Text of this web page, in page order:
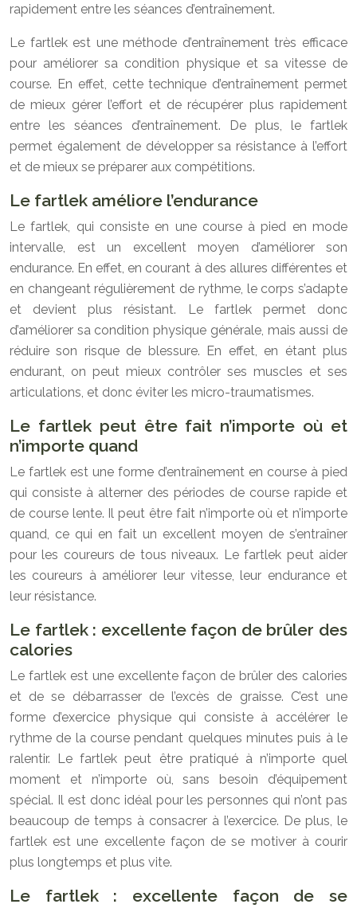
rapidement entre les séances d’entraînement.
Le fartlek est une méthode d’entraînement très efficace
pour améliorer sa condition physique et sa vitesse de
course. En effet, cette technique d’entraînement permet
de mieux gérer l’effort et de récupérer plus rapidement
entre les séances d’entraînement. De plus, le fartlek
permet également de développer sa résistance à l’effort
et de mieux se préparer aux compétitions.
Le fartlek améliore l’endurance
Le fartlek, qui consiste en une course à pied en mode
intervalle, est un excellent moyen d’améliorer son
endurance. En effet, en courant à des allures différentes et
en changeant régulièrement de rythme, le corps s’adapte
et devient plus résistant. Le fartlek permet donc
d’améliorer sa condition physique générale, mais aussi de
réduire son risque de blessure. En effet, en étant plus
endurant, on peut mieux contrôler ses muscles et ses
articulations, et donc éviter les micro-traumatismes.
Le fartlek peut être fait n’importe où et
n’importe quand
Le fartlek est une forme d’entraînement en course à pied
qui consiste à alterner des périodes de course rapide et
de course lente. Il peut être fait n’importe où et n’importe
quand, ce qui en fait un excellent moyen de s’entraîner
pour les coureurs de tous niveaux. Le fartlek peut aider
les coureurs à améliorer leur vitesse, leur endurance et
leur résistance.
Le fartlek : excellente façon de brûler des
calories
Le fartlek est une excellente façon de brûler des calories
et de se débarrasser de l’excès de graisse. C’est une
forme d’exercice physique qui consiste à accélérer le
rythme de la course pendant quelques minutes puis à le
ralentir. Le fartlek peut être pratiqué à n’importe quel
moment et n’importe où, sans besoin d’équipement
spécial. Il est donc idéal pour les personnes qui n’ont pas
beaucoup de temps à consacrer à l’exercice. De plus, le
fartlek est une excellente façon de se motiver à courir
plus longtemps et plus vite.
Le fartlek : excellente façon de se